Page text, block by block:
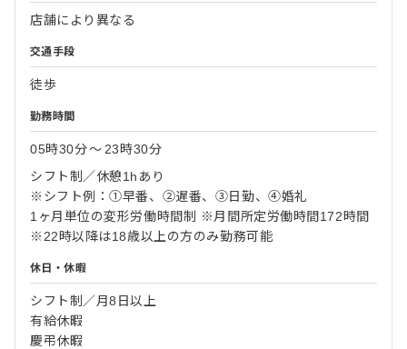
店舗により異なる
交通手段
徒歩
勤務時間
05時30分〜 23時30分
シフト制／休憩1hあり
※シフト例：①早番、②遅番、③日勤、④婚礼
1ヶ月単位の変形労働時間制 ※月間所定労働時間172時間
※22時以降は18歳以上の方のみ勤務可能
休日・休暇
シフト制／月8日以上
有給休暇
慶弔休暇